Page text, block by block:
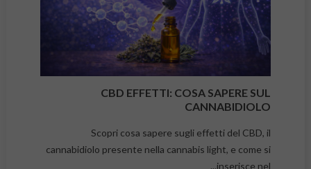
CBD EFFETTI: COSA SAPERE SUL
CANNABIDIOLO
Scopri cosa sapere sugli effetti del CBD, il
cannabidiolo presente nella cannabis light, e come si
inserisce nel...